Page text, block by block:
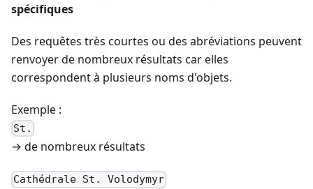
spécifiques
Des requêtes très courtes ou des abréviations peuvent
renvoyer de nombreux résultats car elles
correspondent à plusieurs noms d'objets.
Exemple :
St.
→ de nombreux résultats
Cathédrale St. Volodymyr